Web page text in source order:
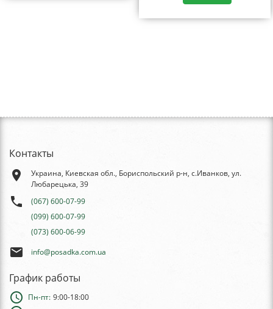
Контакты
place
Украина, Киевская обл., Бориспольский р-н, с.Иванков, ул.
Любарецька, 39
phone
(067) 600-07-99
(099) 600-07-99
(073) 600-06-99
email info@posadka.com.ua
График работы
schedule Пн-пт: 9:00-18:00